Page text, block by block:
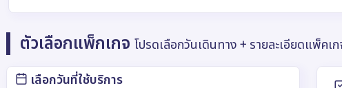
ตัวเลือกแพ็กเกจโปรดเลือกวันเดินทาง + รายละเอียดแพ็คเก
เลือกวันที่ใช้บริการ